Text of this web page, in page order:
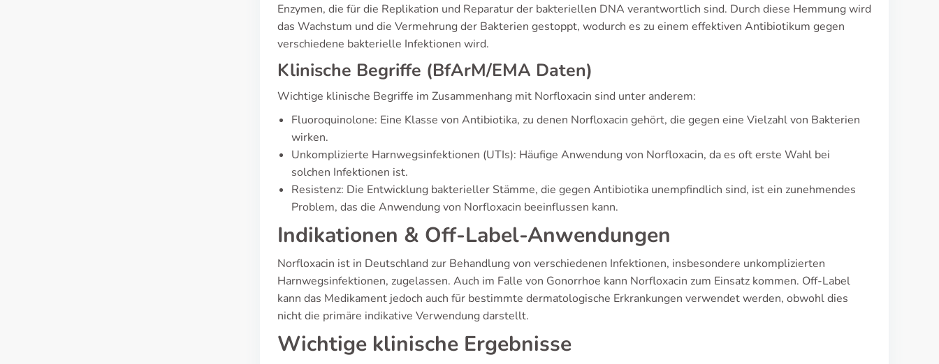
Enzymen, die für die Replikation und Reparatur der bakteriellen DNA verantwortlich sind. Durch diese Hemmung wird
das Wachstum und die Vermehrung der Bakterien gestoppt, wodurch es zu einem effektiven Antibiotikum gegen
verschiedene bakterielle Infektionen wird.
Klinische Begriffe (BfArM/EMA Daten)
Wichtige klinische Begriffe im Zusammenhang mit Norfloxacin sind unter anderem:
Fluoroquinolone: Eine Klasse von Antibiotika, zu denen Norfloxacin gehört, die gegen eine Vielzahl von Bakterien
wirken.
Unkomplizierte Harnwegsinfektionen (UTIs): Häufige Anwendung von Norfloxacin, da es oft erste Wahl bei
solchen Infektionen ist.
Resistenz: Die Entwicklung bakterieller Stämme, die gegen Antibiotika unempfindlich sind, ist ein zunehmendes
Problem, das die Anwendung von Norfloxacin beeinflussen kann.
Indikationen & Off-Label-Anwendungen
Norfloxacin ist in Deutschland zur Behandlung von verschiedenen Infektionen, insbesondere unkomplizierten
Harnwegsinfektionen, zugelassen. Auch im Falle von Gonorrhoe kann Norfloxacin zum Einsatz kommen. Off-Label
kann das Medikament jedoch auch für bestimmte dermatologische Erkrankungen verwendet werden, obwohl dies
nicht die primäre indikative Verwendung darstellt.
Wichtige klinische Ergebnisse